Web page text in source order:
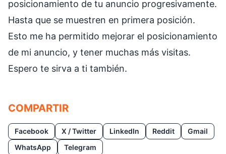
posicionamiento de tu anuncio progresivamente.
Hasta que se muestren en primera posición.
Esto me ha permitido mejorar el posicionamiento
de mi anuncio, y tener muchas más visitas.
Espero te sirva a ti también.
COMPARTIR
Facebook X / Twitter LinkedIn Reddit
Gmail
WhatsApp
Telegram